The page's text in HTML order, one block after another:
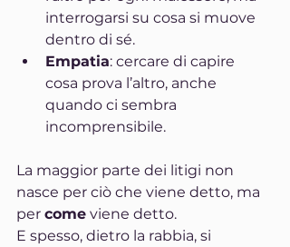
interrogarsi su cosa si muove
dentro di sé.
Empatia: cercare di capire
cosa prova l’altro, anche
quando ci sembra
incomprensibile.
La maggior parte dei litigi non
nasce per ciò che viene detto, ma
per come viene detto.
E spesso, dietro la rabbia, si